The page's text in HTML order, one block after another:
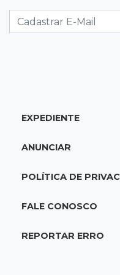
do sol que parece
Pantanal reduz
banho de sol e
17:31Dourados
EXPEDIENTE
ANUNCIAR
POLÍTICA DE
FALE CONOSCO
REPORTAR ERRO